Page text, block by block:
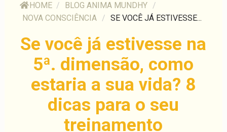
HOME / BLOG ANIMA MUNDHY /
NOVA CONSCIÊNCIA / SE VOCÊ JÁ ESTIVESSE...
Se você já estivesse na
5ª. dimensão, como
estaria a sua vida? 8
dicas para o seu
treinamento